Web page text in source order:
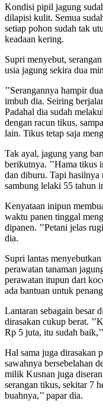
Kondisi pipil jagung
dilapisi kulit. Semua
setiap pohon sudah tak
keadaan kering.
Supri menyebut,
usia jagung sekira dua
’’Serangannya hampir
imbuh dia. Seiring
Padahal dia sudah
dengan racun tikus,
lain. Tikus tetap saja
Tak ayal, jagung yang
berikutnya. ’’Hama tikus
dan diburu. Tapi hasilnya
sambung lelaki 55 tahun
Kenyataan inipun
waktu panen tinggal
dipanen. ’’Petani jelas
dia.
Supri lantas
perawatan tanaman
perawatan itupun dari
ada bantuan untuk
Lantaran sebagain besar
dirasakan cukup berat.
Rp 5 juta, itu sudah
Hal sama juga dirasakan
sawahnya bersebelahan
milik Kusnan juga
serangan tikus, sekitar 7
buahnya,’’ papar dia.